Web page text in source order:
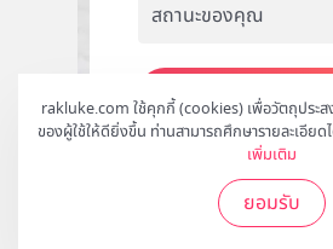
rakluke.com ใช้คุกกี้ (cookies) เพื่อวัตถุประ
ของผู้ใช้ให้ดียิ่งขึ้น ท่านสามารถศึกษารายละเอียด
เพิ่มเติม
ยอมรับ
สมัคร
ติดตามเราได้ที่